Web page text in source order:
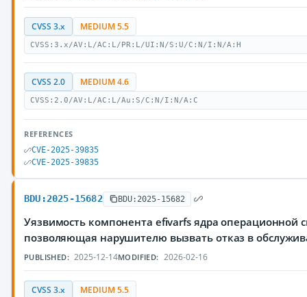
CVSS 3.x MEDIUM 5.5
CVSS:3.x/AV:L/AC:L/PR:L/UI:N/S:U/C:N/I:N/A:H
CVSS 2.0 MEDIUM 4.6
CVSS:2.0/AV:L/AC:L/Au:S/C:N/I:N/A:C
REFERENCES
CVE-2025-39835
CVE-2025-39835
BDU:2025-15682 BDU:2025-15682
Уязвимость компонента efivarfs ядра операционной
позволяющая нарушителю вызвать отказ в
PUBLISHED: 2025-12-14MODIFIED: 2026-02-16
CVSS 3.x MEDIUM 5.5